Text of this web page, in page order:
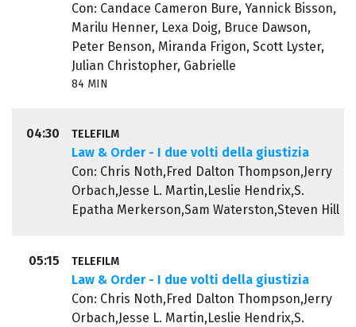
Con: Candace Cameron Bure, Yannick Bisson,
Marilu Henner, Lexa Doig, Bruce Dawson,
Peter Benson, Miranda Frigon, Scott Lyster,
Julian Christopher, Gabrielle
84 MIN
04:30 TELEFILM
Law & Order - I due volti della giustizia
Con: Chris Noth,Fred Dalton Thompson,Jerry
Orbach,Jesse L. Martin,Leslie Hendrix,S.
Epatha Merkerson,Sam Waterston,Steven Hill
05:15 TELEFILM
Law & Order - I due volti della giustizia
Con: Chris Noth,Fred Dalton Thompson,Jerry
Orbach,Jesse L. Martin,Leslie Hendrix,S.